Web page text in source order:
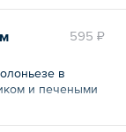
595 ₽
в
и печеными